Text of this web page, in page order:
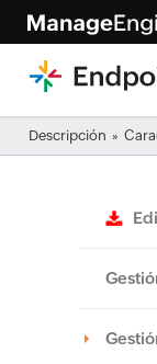
Descripción »